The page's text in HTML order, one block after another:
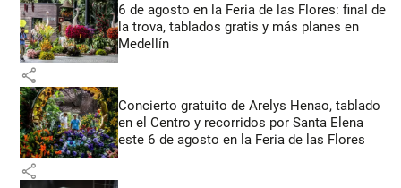
6 de agosto en la Feria de las Flores: final de
la trova, tablados gratis y más planes en
Medellín
share
Concierto gratuito de Arelys Henao, tablado
en el Centro y recorridos por Santa Elena
este 6 de agosto en la Feria de las Flores
share